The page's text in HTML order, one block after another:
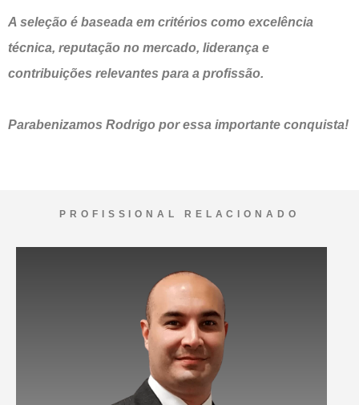
A seleção é baseada em critérios como excelência
técnica, reputação no mercado, liderança e
contribuições relevantes para a profissão.
Parabenizamos Rodrigo por essa importante conquista!
PROFISSIONAL RELACIONADO